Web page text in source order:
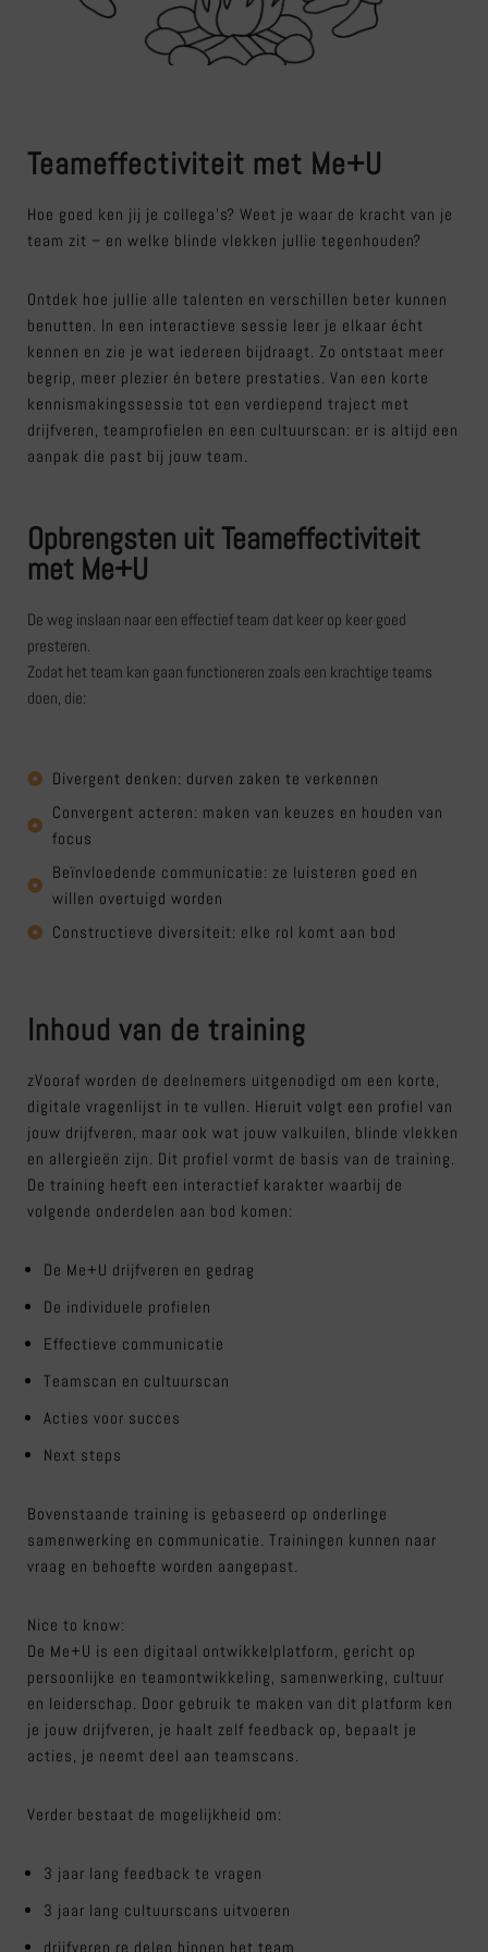
Teameffectiviteit met Me+U
Hoe goed ken jij je collega’s? Weet je waar de kracht van je
team zit – en welke blinde vlekken jullie tegenhouden?
Ontdek hoe jullie alle talenten en verschillen beter kunnen
benutten. In een interactieve sessie leer je elkaar écht
kennen en zie je wat iedereen bijdraagt. Zo ontstaat meer
begrip, meer plezier én betere prestaties. Van een korte
kennismakingssessie tot een verdiepend traject met
drijfveren, teamprofielen en een cultuurscan: er is altijd een
aanpak die past bij jouw team.
Opbrengsten uit Teameffectiviteit
met Me+U
De weg inslaan naar een effectief team dat keer op keer goed
presteren.
Zodat het team kan gaan functioneren zoals een krachtige teams
doen, die:
Divergent denken: durven zaken te verkennen
Convergent acteren: maken van keuzes en houden van
focus
Beïnvloedende communicatie: ze luisteren goed en
willen overtuigd worden
Constructieve diversiteit: elke rol komt aan bod
Inhoud van de training
zVooraf worden de deelnemers uitgenodigd om een korte,
digitale vragenlijst in te vullen. Hieruit volgt een profiel van
jouw drijfveren, maar ook wat jouw valkuilen, blinde vlekken
en allergieën zijn. Dit profiel vormt de basis van de training.
De training heeft een interactief karakter waarbij de
volgende onderdelen aan bod komen:
De Me+U drijfveren en gedrag
De individuele profielen
Effectieve communicatie
Teamscan en cultuurscan
Acties voor succes
Next steps
Bovenstaande training is gebaseerd op onderlinge
samenwerking en communicatie. Trainingen kunnen naar
vraag en behoefte worden aangepast.
Nice to know:
De Me+U is een digitaal ontwikkelplatform, gericht op
persoonlijke en teamontwikkeling, samenwerking, cultuur
en leiderschap. Door gebruik te maken van dit platform ken
je jouw drijfveren, je haalt zelf feedback op, bepaalt je
acties, je neemt deel aan teamscans.
Verder bestaat de mogelijkheid om:
3 jaar lang feedback te vragen
3 jaar lang cultuurscans uitvoeren
drijfveren re delen binnen het team